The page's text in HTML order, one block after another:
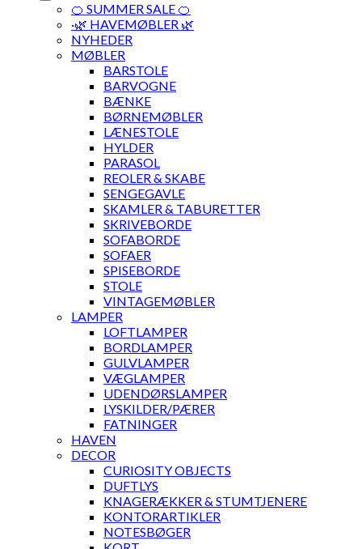
🍊 SUMMER SALE 🍊
·🌿 HAVEMØBLER 🌿
NYHEDER
MØBLER
BARSTOLE
BARVOGNE
BÆNKE
BØRNEMØBLER
LÆNESTOLE
HYLDER
PARASOL
REOLER & SKABE
SENGEGAVLE
SKAMLER & TABURETTER
SKRIVEBORDE
SOFABORDE
SOFAER
SPISEBORDE
STOLE
VINTAGEMØBLER
LAMPER
LOFTLAMPER
BORDLAMPER
GULVLAMPER
VÆGLAMPER
UDENDØRSLAMPER
LYSKILDER/PÆRER
FATNINGER
HAVEN
DECOR
CURIOSITY OBJECTS
DUFTLYS
KNAGERÆKKER & STUMTJENERE
KONTORARTIKLER
NOTESBØGER